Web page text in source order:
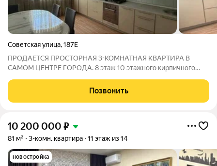
Советская улица,187Е
ПРОДАЕТСЯ ПРОСТОРНАЯ 3-КОМНАТНАЯ КВАРТИРА В
САМОМ ЦЕНТРЕ ГОРОДА. 8 этаж 10 этажного кирпичного
гостиная 15 кв.м. Вce комнaты в квapтиpe изолировaнныe ,
проcторный холл , раздельный с/узел, три
Позвонить
10 200 000 ₽
81 м² 3-комн. квартира 11 этаж из 14
новостройка